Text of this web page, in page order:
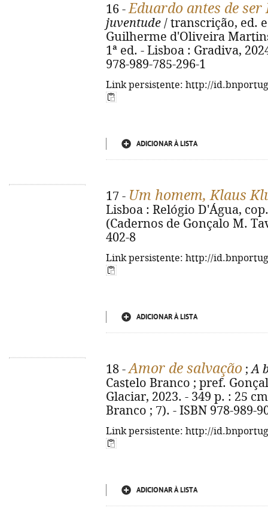
16 -Eduardo antes de ser
juventude / transcrição, ed.
Guilherme d'Oliveira
1ª ed. - Lisboa : Gradiva,
978-989-785-296-1
Link persistente: http://
ADICIONAR À LISTA
17 - Um homem, Klaus
Lisboa : Relógio D'Água,
(Cadernos de Gonçalo M.
402-8
Link persistente: http://
ADICIONAR À LISTA
18 -Amor de salvação ;A
Castelo Branco ; pref.
Glaciar, 2023. - 349 p. : 25
Branco ; 7). - ISBN 978-989-
Link persistente: http://
ADICIONAR À LISTA